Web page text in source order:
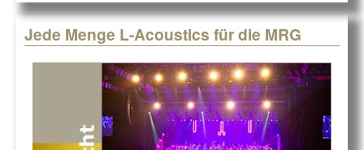
Jede Menge L-Acoustics für die MRG